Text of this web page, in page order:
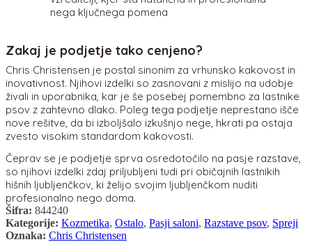
nega ključnega pomena
Zakaj je podjetje tako cenjeno?
Chris Christensen je postal sinonim za vrhunsko kakovost in
inovativnost. Njihovi izdelki so zasnovani z mislijo na udobje
živali in uporabnika, kar je še posebej pomembno za lastnike
psov z zahtevno dlako. Poleg tega podjetje neprestano išče
nove rešitve, da bi izboljšalo izkušnjo nege, hkrati pa ostaja
zvesto visokim standardom kakovosti.
Čeprav se je podjetje sprva osredotočilo na pasje razstave,
so njihovi izdelki zdaj priljubljeni tudi pri običajnih lastnikih
hišnih ljubljenčkov, ki želijo svojim ljubljenčkom nuditi
profesionalno nego doma.
Šifra: 844240
Kategorije: Kozmetika, Ostalo, Pasji saloni, Razstave psov, Spreji
Oznaka: Chris Christensen